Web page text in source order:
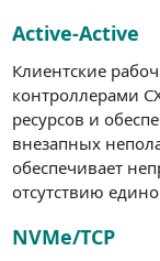
Active-Active
Клиентские
контроллерами
ресурсов и
внезапных
обеспечивает
отсутствию
NVMe/TCP